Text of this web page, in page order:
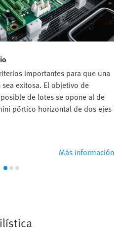
importantes para que una
exitosa. El objetivo de
de lotes se opone al de
pórtico horizontal de dos ejes
Más información